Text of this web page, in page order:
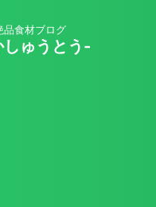
品食材ブログ
ゅうとう-